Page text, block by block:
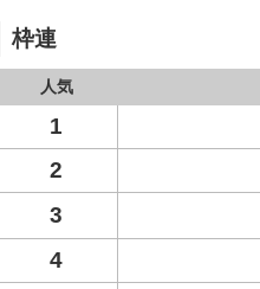
枠連
人気
1
2
3
4